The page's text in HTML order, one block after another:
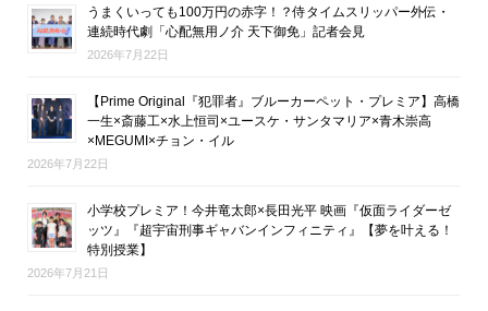
うまくいっても100万円の赤字！？侍タイムスリッパー外伝・
連続時代劇「心配無用ノ介 天下御免」記者会見
2026年7月22日
【Prime Original『犯罪者』ブルーカーペット・プレミア】高橋
一生×斎藤工×水上恒司×ユースケ・サンタマリア×青木崇高
×MEGUMI×チョン・イル
2026年7月22日
小学校プレミア！今井竜太郎×長田光平 映画『仮面ライダーゼ
ッツ』『超宇宙刑事ギャバンインフィニティ』【夢を叶える！
特別授業】
2026年7月21日